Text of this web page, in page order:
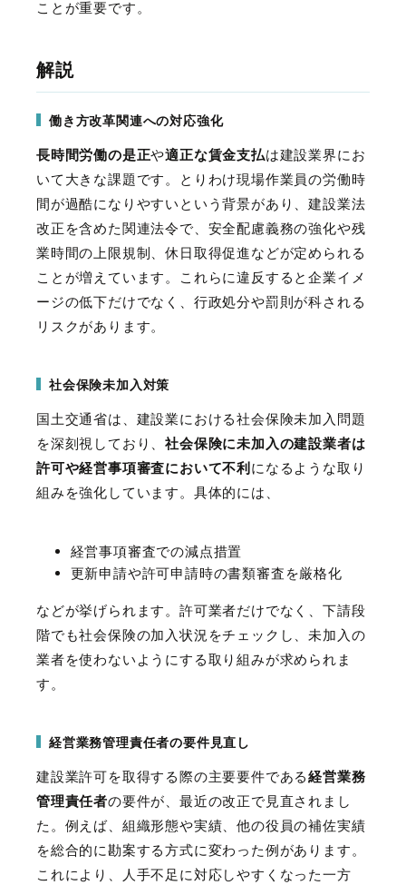
ことが重要です。
解説
働き方改革関連への対応強化
長時間労働の是正や適正な賃金支払は建設業界にお
いて大きな課題です。とりわけ現場作業員の労働時
間が過酷になりやすいという背景があり、建設業法
改正を含めた関連法令で、安全配慮義務の強化や残
業時間の上限規制、休日取得促進などが定められる
ことが増えています。これらに違反すると企業イメ
ージの低下だけでなく、行政処分や罰則が科される
リスクがあります。
社会保険未加入対策
国土交通省は、建設業における社会保険未加入問題
を深刻視しており、社会保険に未加入の建設業者は
許可や経営事項審査において不利になるような取り
組みを強化しています。具体的には、
経営事項審査での減点措置
更新申請や許可申請時の書類審査を厳格化
などが挙げられます。許可業者だけでなく、下請段
階でも社会保険の加入状況をチェックし、未加入の
業者を使わないようにする取り組みが求められま
す。
経営業務管理責任者の要件見直し
建設業許可を取得する際の主要要件である経営業務
管理責任者の要件が、最近の改正で見直されまし
た。例えば、組織形態や実績、他の役員の補佐実績
を総合的に勘案する方式に変わった例があります。
これにより、人手不足に対応しやすくなった一方